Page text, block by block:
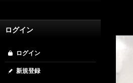
ログイン
ログイン
新規登録